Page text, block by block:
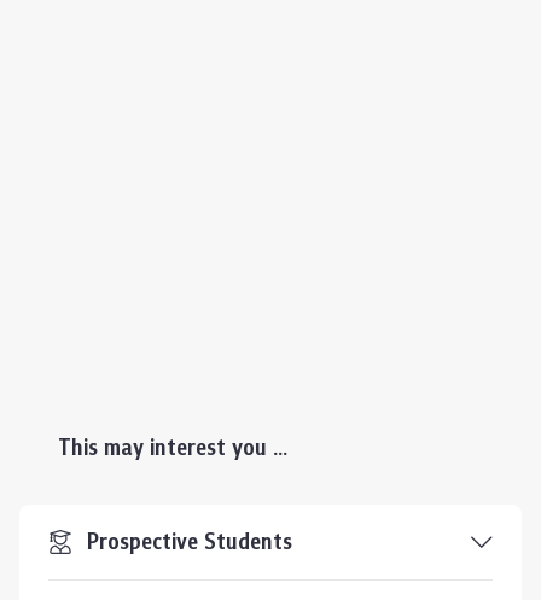
This may interest you ...
Prospective Students